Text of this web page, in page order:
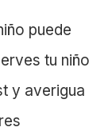
puede
tu niño
y averigua